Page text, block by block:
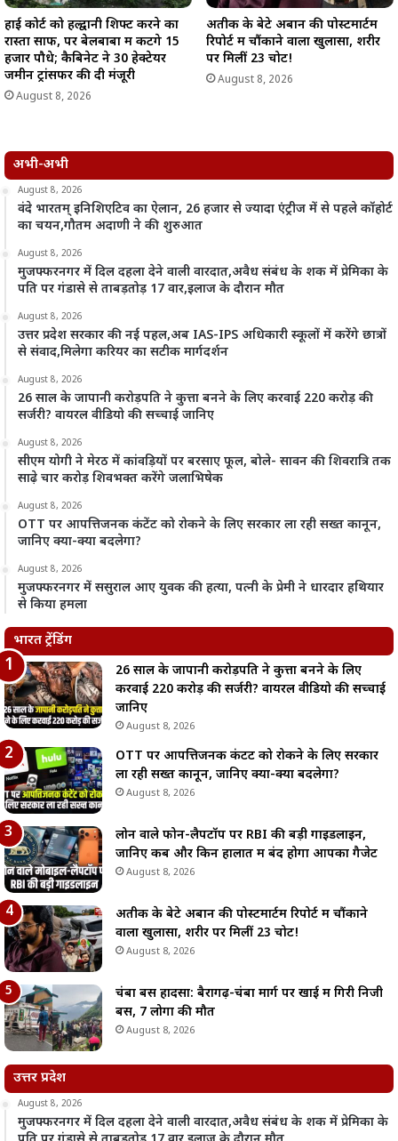
हाई कोर्ट को हल्द्वानी शिफ्ट करने का
रास्ता साफ, पर बेलबाबा में कटेंगे 15
हजार पौधे; कैबिनेट ने 30 हेक्टेयर
जमीन ट्रांसफर की दी मंजूरी
August 8, 2026
अतीक के बेटे अबान की पोस्टमार्टम
रिपोर्ट में चौंकाने वाला खुलासा, शरीर
पर मिलीं 23 चोटें!
August 8, 2026
अभी-अभी
August 8, 2026
वंदे भारतम् इनिशिएटिव का ऐलान, 26 हजार से ज्यादा एंट्रीज में से पहले कॉहोर्ट
का चयन,गौतम अदाणी ने की शुरुआत
August 8, 2026
मुजफ्फरनगर में दिल दहला देने वाली वारदात,अवैध संबंध के शक में प्रेमिका के
पति पर गंडासे से ताबड़तोड़ 17 वार,इलाज के दौरान मौत
August 8, 2026
उत्तर प्रदेश सरकार की नई पहल,अब IAS-IPS अधिकारी स्कूलों में करेंगे छात्रों
से संवाद,मिलेगा करियर का सटीक मार्गदर्शन
August 8, 2026
26 साल के जापानी करोड़पति ने कुत्ता बनने के लिए करवाई 220 करोड़ की
सर्जरी? वायरल वीडियो की सच्चाई जानिए
August 8, 2026
सीएम योगी ने मेरठ में कांवड़ियों पर बरसाए फूल, बोले- सावन की शिवरात्रि तक
साढ़े चार करोड़ शिवभक्त करेंगे जलाभिषेक
August 8, 2026
OTT पर आपत्तिजनक कंटेंट को रोकने के लिए सरकार ला रही सख्त कानून,
जानिए क्या-क्या बदलेगा?
August 8, 2026
मुजफ्फरनगर में ससुराल आए युवक की हत्या, पत्नी के प्रेमी ने धारदार हथियार
से किया हमला
भारत ट्रेंडिंग
26 साल के जापानी करोड़पति ने कुत्ता बनने के लिए
करवाई 220 करोड़ की सर्जरी? वायरल वीडियो की सच्चाई
जानिए
August 8, 2026
OTT पर आपत्तिजनक कंटेंट को रोकने के लिए सरकार
ला रही सख्त कानून, जानिए क्या-क्या बदलेगा?
August 8, 2026
लोन वाले फोन-लैपटॉप पर RBI की बड़ी गाइडलाइन,
जानिए कब और किन हालात में बंद होगा आपका गैजेट
August 8, 2026
अतीक के बेटे अबान की पोस्टमार्टम रिपोर्ट में चौंकाने
वाला खुलासा, शरीर पर मिलीं 23 चोटें!
August 8, 2026
चंबा बस हादसा: बैरागढ़-चंबा मार्ग पर खाई में गिरी निजी
बस, 7 लोगों की मौत
August 8, 2026
उत्तर प्रदेश
August 8, 2026
मुजफ्फरनगर में दिल दहला देने वाली वारदात,अवैध संबंध के शक में प्रेमिका के